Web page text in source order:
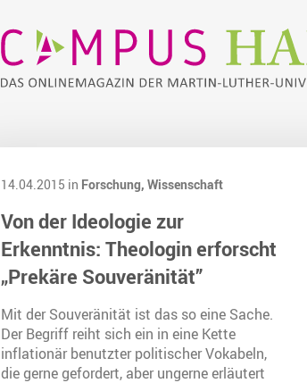
14.04.2015 in Forschung, Wissenschaft
Von der Ideologie zur
Erkenntnis: Theologin erforscht
„Prekäre Souveränität”
Mit der Souveränität ist das so eine Sache.
Der Begriff reiht sich ein in eine Kette
inflationär benutzter politischer Vokabeln,
die gerne gefordert, aber ungerne erläutert